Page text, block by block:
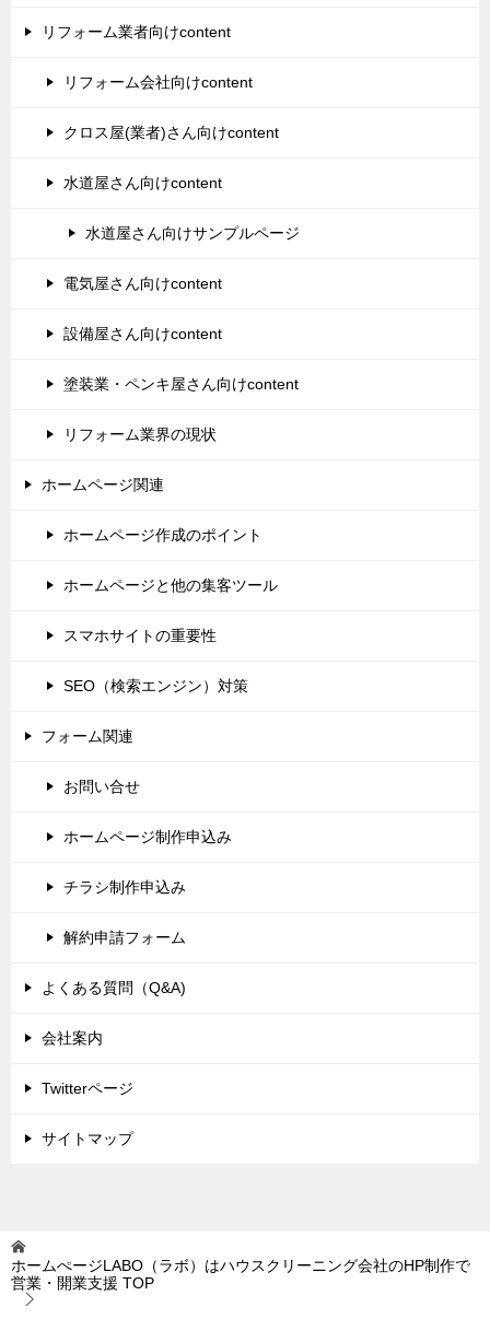
リフォーム業者向けcontent
リフォーム会社向けcontent
クロス屋(業者)さん向けcontent
水道屋さん向けcontent
水道屋さん向けサンプルページ
電気屋さん向けcontent
設備屋さん向けcontent
塗装業・ペンキ屋さん向けcontent
リフォーム業界の現状
ホームページ関連
ホームページ作成のポイント
ホームページと他の集客ツール
スマホサイトの重要性
SEO（検索エンジン）対策
フォーム関連
お問い合せ
ホームページ制作申込み
チラシ制作申込み
解約申請フォーム
よくある質問（Q&A)
会社案内
Twitterページ
サイトマップ
ホームぺージLABO（ラボ）はハウスクリーニング会社のHP制作で
営業・開業支援 TOP